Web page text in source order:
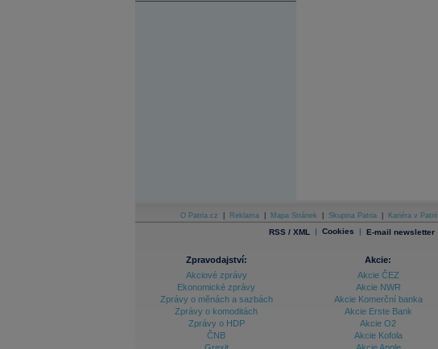
O Patria.cz Reklama Mapa Stránek Skupina Patria Kariéra v Patrii
RSS / XML | Cookies | E-mail newsletter
Zpravodajství:
Akciové zprávy
Ekonomické zprávy
Zprávy o měnách a sazbách
Zprávy o komoditách
Zprávy o HDP
ČNB
Akcie:
Akcie ČEZ
Akcie NWR
Akcie Komerční banka
Akcie Erste Bank
Akcie O2
Akcie Kofola